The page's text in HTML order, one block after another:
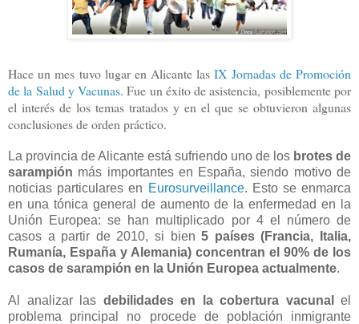
Hace un mes tuvo lugar en Alicante lasIX Jornadas de Promoción
de la Salud y Vacunas. Fue un éxito de asistencia, posiblemente por
el interés de los temas tratados y en el que se obtuvieron algunas
conclusiones de orden práctico.
La provincia de Alicante está sufriendo uno de los brotes de
sarampión más importantes en España, siendo motivo de
noticias particulares en Eurosurveillance. Esto se enmarca
en una tónica general de aumento de la enfermedad en la
Unión Europea: se han multiplicado por 4 el número de
casos a partir de 2010, si bien5 países (Francia, Italia,
Rumanía, España y Alemania) concentran el 90% de los
casos de sarampión en la Unión Europea actualmente.
Al analizar las debilidades en la cobertura vacunal
el
problema principal no procede de población inmigrante